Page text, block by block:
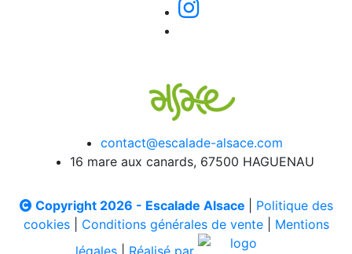
contact@escalade-alsace.com
16 mare aux canards, 67500 HAGUENAU
Copyright 2026 - Escalade Alsace
Politique des
cookies| Conditions générales de vente| Mentions